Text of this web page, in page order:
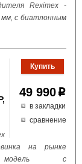
Reximex -
мм, с биатлонным
49 990 p
в закладки
сравнение
на рынке
модель с